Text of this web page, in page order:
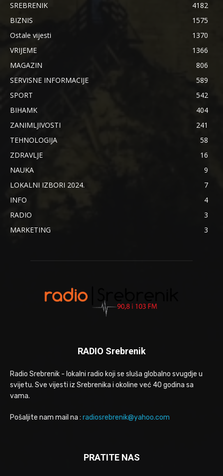
SREBRENIK
4182
BIZNIS
1575
Ostale vijesti
1370
VRIJEME
1366
MAGAZIN
806
SERVISNE INFORMACIJE
589
SPORT
542
BIHAMK
404
ZANIMLJIVOSTI
241
TEHNOLOGIJA
58
ZDRAVLJE
16
NAUKA
9
LOKALNI IZBORI 2024.
7
INFO
4
RADIO
3
MARKETING
3
RADIO Srebrenik
Radio Srebrenik - lokalni radio koji se sluša globalno svugdje u
svijetu. Sve vijesti iz Srebrenika i okoline već 40 godina sa
vama.
Pošaljite nam mail na : radiosrebrenik@yahoo.com
PRATITE NAS